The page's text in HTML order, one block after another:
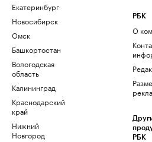
Екатеринбург
Новосибирск
Омск
Башкортостан
Вологодская
область
Калининград
Краснодарский
край
Нижний
Новгород
РБК
О
РБК